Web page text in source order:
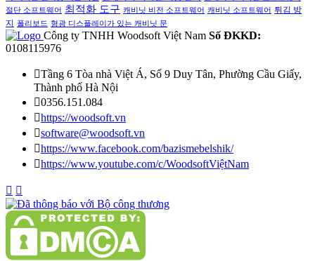
절단 소프트웨어
최적화 도구 캐비닛 비전 소프트웨어 캐비닛 소프트웨어 튀김 방
지 폴리보드 형광 디스플레이가 있는 캐비닛 문
Công ty TNHH Woodsoft Việt Nam Số ĐKKD:
0108115976
Tầng 6 Tòa nhà Việt Á, Số 9 Duy Tân, Phường Cầu Giấy,
Thành phố Hà Nội
0356.151.084
https://woodsoft.vn
software@woodsoft.vn
https://www.facebook.com/bazismebelshik/
https://www.youtube.com/c/WoodsoftViệtNam
 